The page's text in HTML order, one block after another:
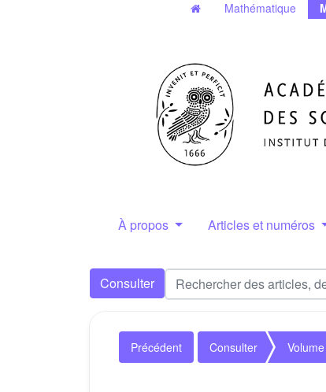
Mathématique
À propos Articles et numéros
Consulter
Précédent Consulter